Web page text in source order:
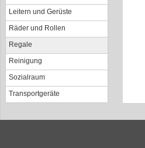
Leitern und Gerüste
Räder und Rollen
Regale
Reinigung
Sozialraum
Transportgeräte